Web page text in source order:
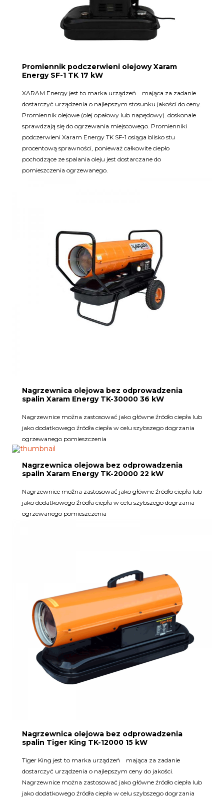
Promiennik podczerwieni olejowy Xaram
Energy SF-1 TK 17 kW
XARAM Energy jest to marka urządzeń mająca za zadanie
dostarczyć urządzenia o najlepszym stosunku jakości do ceny.
Promiennik olejowe (olej opałowy lub napędowy). doskonale
sprawdzają się do ogrzewania miejscowego. Promienniki
podczerwieni Xaram Energy TK SF-1 osiąga blisko stu
procentową sprawności, ponieważ całkowite ciepło
pochodzące ze spalania oleju jest dostarczane do
pomieszczenia ogrzewanego.
Nagrzewnica olejowa bez odprowadzenia
spalin Xaram Energy TK-30000 36 kW
Nagrzewnice można zastosować jako główne źródło ciepła lub
jako dodatkowego źródła ciepła w celu szybszego dogrzania
ogrzewanego pomieszczenia
Nagrzewnica olejowa bez odprowadzenia
spalin Xaram Energy TK-20000 22 kW
Nagrzewnice można zastosować jako główne źródło ciepła lub
jako dodatkowego źródła ciepła w celu szybszego dogrzania
ogrzewanego pomieszczenia
Nagrzewnica olejowa bez odprowadzenia
spalin Tiger King TK-12000 15 kW
Tiger King jest to marka urządzeń mająca za zadanie
dostarczyć urządzenia o najlepszym ceny do jakości.
Nagrzewnice można zastosować jako główne źródło ciepła lub
jako dodatkowego źródła ciepła w celu szybszego dogrzania